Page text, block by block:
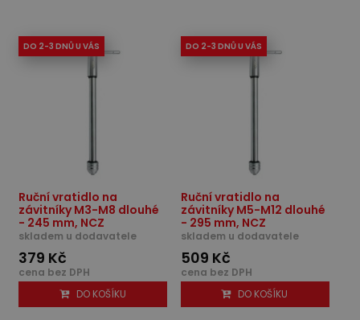
DO 2-3 DNŮ U VÁS
Ruční vratidlo na
závitníky M3-M8 dlouhé
- 245 mm, NCZ
skladem u dodavatele
379 Kč
cena bez DPH
DO KOŠÍKU
DO 2-3 DNŮ U VÁS
Ruční vratidlo na
závitníky M5-M12 dlouhé
- 295 mm, NCZ
skladem u dodavatele
509 Kč
cena bez DPH
DO KOŠÍKU